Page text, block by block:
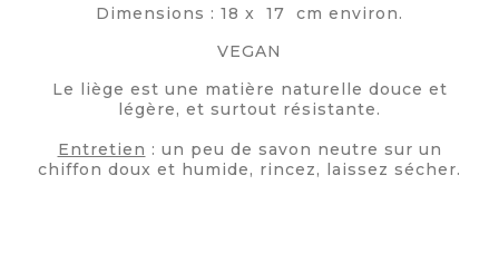
Dimensions : 18 x 17 cm environ.
VEGAN
Le liège est une matière naturelle douce et
légère, et surtout résistante.
Entretien : un peu de savon neutre sur un
chiffon doux et humide, rincez, laissez sécher.